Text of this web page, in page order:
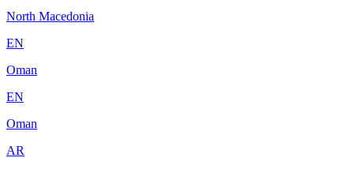
North Macedonia
EN
Oman
EN
Oman
AR